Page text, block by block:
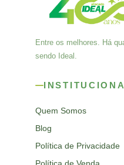
Entre os melhores. Há
sendo Ideal.
Quem Somos
Blog
Política de Privacidade